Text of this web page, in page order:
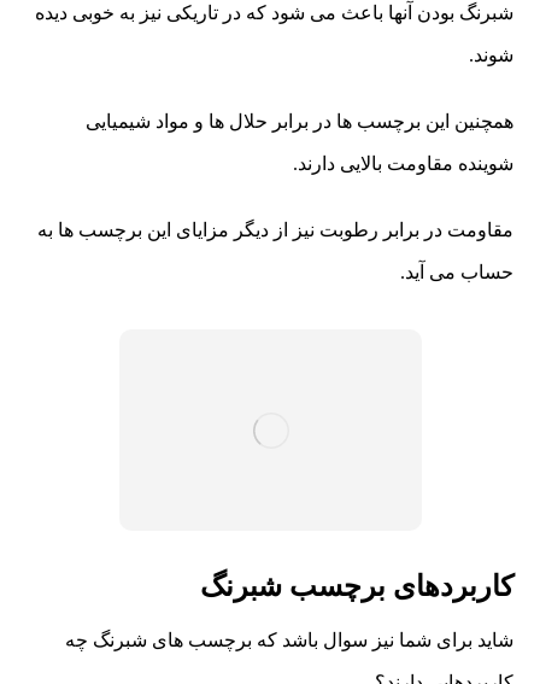
شبرنگ بودن آنها باعث می شود که در تاریکی نیز به خوبی دیده
شوند.
همچنین این برچسب ها در برابر حلال ها و مواد شیمیایی
شوینده مقاومت بالایی دارند.
مقاومت در برابر رطوبت نیز از دیگر مزایای این برچسب ها به
حساب می آید.
کاربردهای برچسب شبرنگ
شاید برای شما نیز سوال باشد که برچسب های شبرنگ چه